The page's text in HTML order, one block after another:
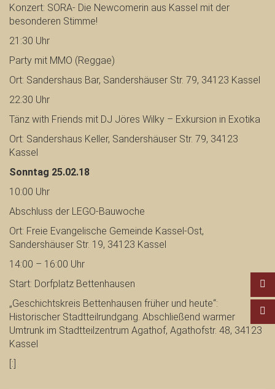
Konzert: SORA- Die Newcomerin aus Kassel mit der
besonderen Stimme!
21:30 Uhr
Party mit MMO (Reggae)
Ort: Sandershaus Bar, Sandershäuser Str. 79, 34123 Kassel
22:30 Uhr
Tänz with Friends mit DJ Jöres Wilky – Exkursion in Exotika
Ort: Sandershaus Keller, Sandershäuser Str. 79, 34123
Kassel
Sonntag 25.02.18
10:00 Uhr
Abschluss der LEGO-Bauwoche
Ort: Freie Evangelische Gemeinde Kassel-Ost,
Sandershäuser Str. 19, 34123 Kassel
14:00 – 16:00 Uhr
Start: Dorfplatz Bettenhausen
„Geschichtskreis Bettenhausen früher und heute“:
Historischer Stadtteilrundgang. Abschließend warmer
Umtrunk im Stadtteilzentrum Agathof, Agathofstr. 48, 34123
Kassel
[:]